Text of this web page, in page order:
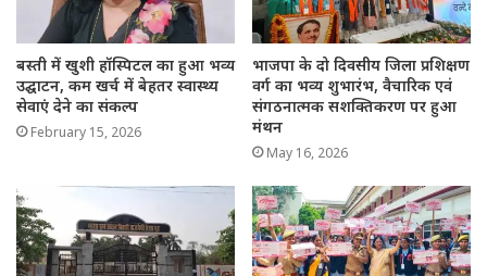
बस्ती में खुशी हॉस्पिटल का हुआ भव्य
उद्घाटन, कम खर्च में बेहतर स्वास्थ्य
सेवाएं देने का संकल्प
February 15, 2026
भाजपा के दो दिवसीय जिला प्रशिक्षण
वर्ग का भव्य शुभारंभ, वैचारिक एवं
संगठनात्मक सशक्तिकरण पर हुआ
मंथन
May 16, 2026